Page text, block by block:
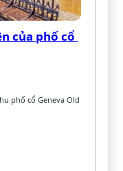
của phố cổ
phố cổ Geneva Old